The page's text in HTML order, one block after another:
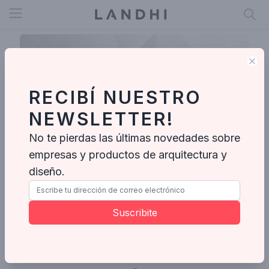
Open menu
Olavinda
RECIBÍ NUESTRO
NEWSLETTER!
No te pierdas las últimas novedades sobre
empresas y productos de arquitectura y
diseño.
Suscribite